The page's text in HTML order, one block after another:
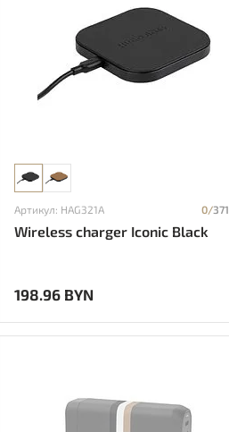
Артикул: HAG321A 0/371
Wireless charger Iconic Black
198.96 BYN